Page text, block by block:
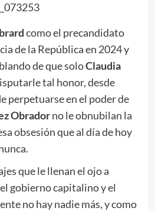
como el precandidato
de la República en 2024 y
de que soloClaudia
tal honor, desde
perpetuarse en el poder de
Obradorno le obnubilan la
obsesión que al día de hoy
que le llenan el ojo a
gobierno capitalino y el
no hay nadie más, y como